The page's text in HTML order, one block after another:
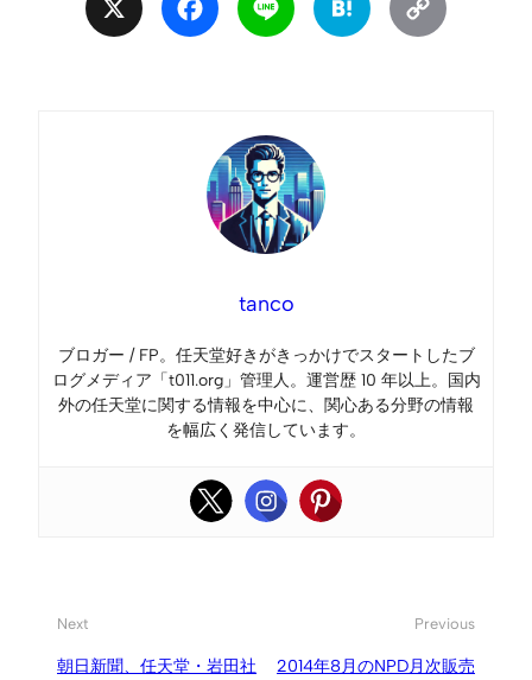
Facebook Line Hatena
tanco
ブロガー / FP。任天堂好きがきっかけでスタートしたブ
ログメディア「t011.org」管理人。運営歴 10 年以上。国内
外の任天堂に関する情報を中心に、関心ある分野の情報
を幅広く発信しています。
Next
朝日新聞、任天堂・岩田社
Previous
2014年8月のNPD月次販売